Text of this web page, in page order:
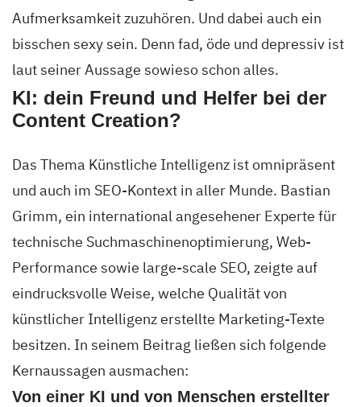
Aufmerksamkeit zuzuhören. Und dabei auch ein
bisschen sexy sein. Denn fad, öde und depressiv ist
laut seiner Aussage sowieso schon alles.
KI: dein Freund und Helfer bei der
Content Creation?
Das Thema Künstliche Intelligenz ist omnipräsent
und auch im SEO-Kontext in aller Munde. Bastian
Grimm, ein international angesehener Experte für
technische Suchmaschinenoptimierung, Web-
Performance sowie large-scale SEO, zeigte auf
eindrucksvolle Weise, welche Qualität von
künstlicher Intelligenz erstellte Marketing-Texte
besitzen. In seinem Beitrag ließen sich folgende
Kernaussagen ausmachen:
Von einer KI und von Menschen erstellter